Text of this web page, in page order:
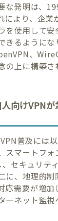
な発明は、
により、企業
を使用して
きるように
、
上に構築さ
向けVPNが
普及には
スマートフ
セキュリテ
に、地理的
応需要が増加
ーネット監